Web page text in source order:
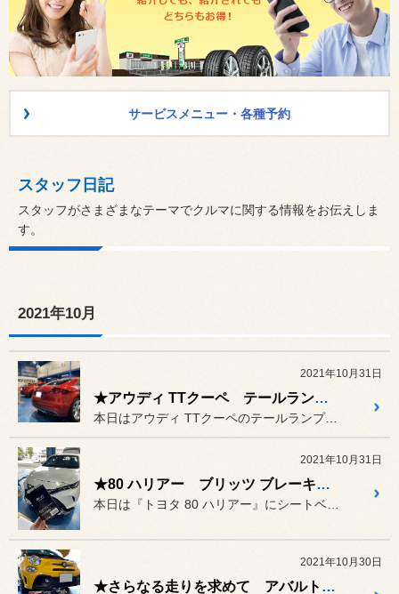
サービスメニュー・各種予約
スタッフ日記
スタッフがさまざまなテーマでクルマに関する情報をお伝えしま
す。
2021年10月
2021年10月31日
★アウディ TTクーペ テールランプあるある！？★
本日はアウディ TTクーペのテールランプについてのお話です。
2021年10月31日
★80 ハリアー ブリッツ ブレーキホールドジャンパ― 取り付け★
2021年10月30日
★さらなる走りを求めて アバルト595 コンペティツィオーネ★